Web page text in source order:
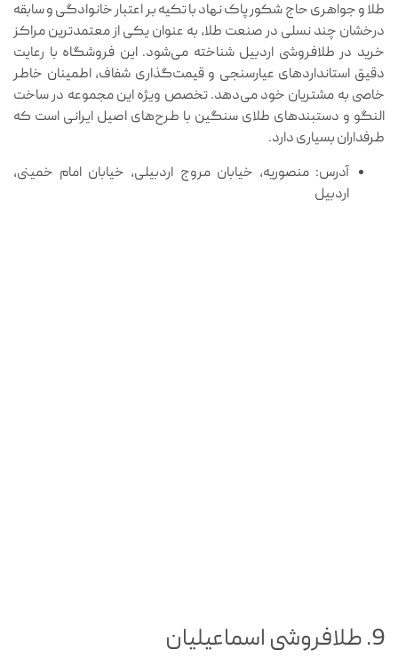
طلا و جواهری حاج شکور پاک نهاد با تکیه بر اعتبار خانوادگی و سابقه
درخشان چند نسلی در صنعت طلا، به عنوان یکی از معتمدترین مراکز
خرید در طلافروشی اردبیل شناخته می‌شود. این فروشگاه با رعایت
دقیق استانداردهای عیارسنجی و قیمت‌گذاری شفاف، اطمینان خاطر
خاصی به مشتریان خود می‌دهد. تخصص ویژه این مجموعه در ساخت
النگو و دستبندهای طلای سنگین با طرح‌های اصیل ایرانی است که
طرفداران بسیاری دارد.
آدرس: منصوریه، خیابان مروج اردبیلی، خیابان امام خمینی،
اردبیل
9. طلافروشی اسماعیلیان